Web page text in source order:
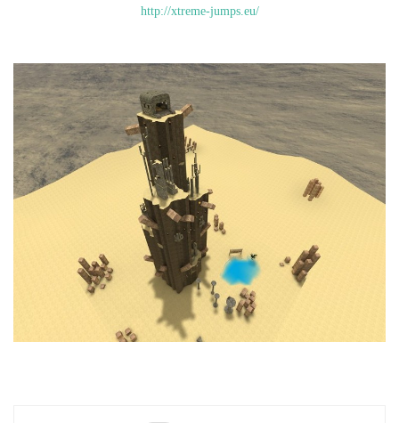
http://xtreme-jumps.eu/